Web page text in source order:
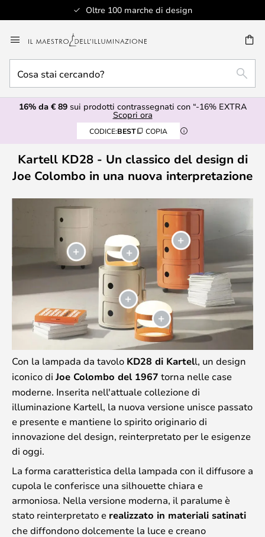
Oltre 100 marche di design
al
contenuto
stai
cercando?
16% da € 89sui prodotti contrassegnati con “-16% EXTRA
Scopri ora
CODICE:BEST COPIA
Kartell KD28 - Un classico del design di
Joe Colombo in una nuova interpretazione
Con la lampada da tavolo KD28 di Kartell, un design
iconico di Joe Colombo del 1967 torna nelle case
moderne. Inserita nell'attuale collezione di
illuminazione Kartell, la nuova versione unisce passato
e presente e mantiene lo spirito originario di
innovazione del design, reinterpretato per le esigenze
di oggi.
La forma caratteristica della lampada con il diffusore a
cupola le conferisce una silhouette chiara e
armoniosa. Nella versione moderna, il paralume è
stato reinterpretato e realizzato in materiali satinati
che diffondono dolcemente la luce e creano